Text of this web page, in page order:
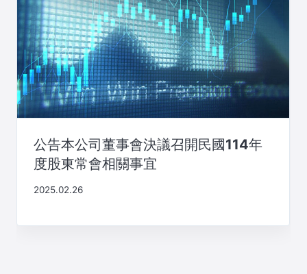
公告本公司董事會決議召開民國114年
度股東常會相關事宜
2025.02.26